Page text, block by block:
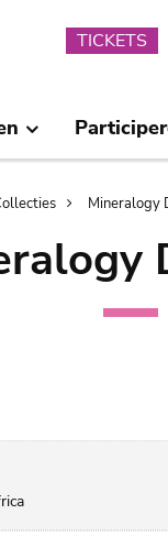
TICKETS
Mineralogy